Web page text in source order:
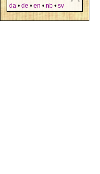
da • de • en • nb • sv